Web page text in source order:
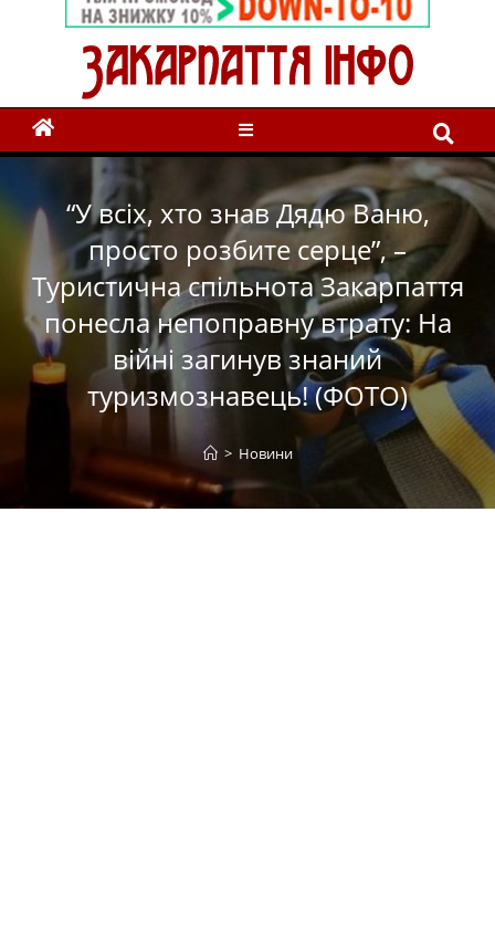
“У всіх, хто знав Дядю Ваню,
просто розбите серце”, –
Туристична спільнота Закарпаття
понесла непоправну втрату: На
війні загинув знаний
туризмознавець! (ФОТО)
> Новини